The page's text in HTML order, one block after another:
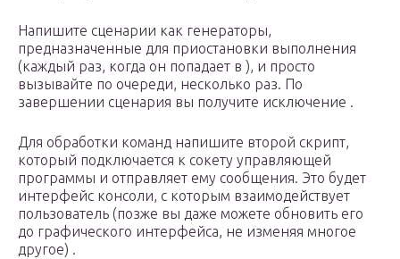
Напишите сценарии как генераторы,
предназначенные для приостановки выполнения
(каждый раз, когда он попадает в ), и просто
вызывайте по очереди, несколько раз. По
завершении сценария вы получите исключение .
Для обработки команд напишите второй скрипт,
который подключается к сокету управляющей
программы и отправляет ему сообщения. Это будет
интерфейс консоли, с которым взаимодействует
пользователь (позже вы даже можете обновить его
до графического интерфейса, не изменяя многое
другое) .